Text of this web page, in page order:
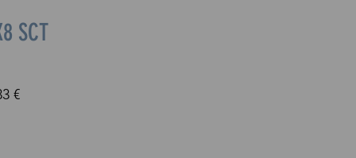
SCT
€Prezzo